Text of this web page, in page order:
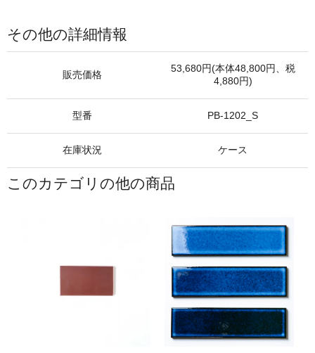
その他の詳細情報
販売価格
53,680円(本体48,800円、税
4,880円)
型番 PB-1202_S
在庫状況 ケース
このカテゴリの他の商品